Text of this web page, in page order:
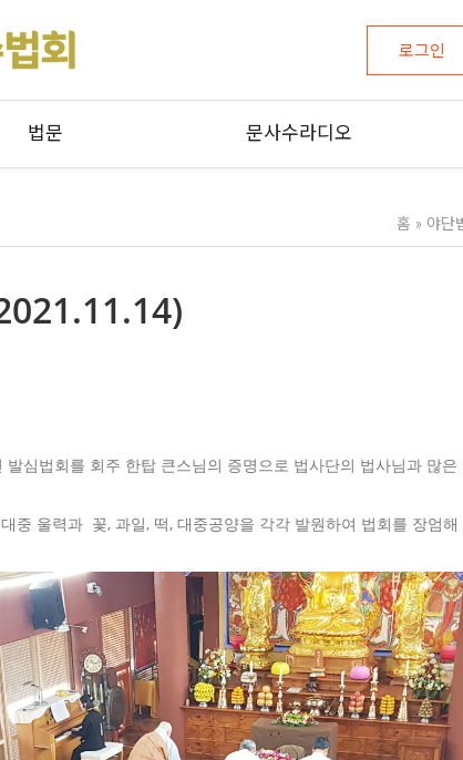
로그인
법문 문사수라디오
홈 » 야단
심법회를 회주 한탑 큰스님의 증명으로 법사단의 법사님과 많은
울력과 꽃, 과일, 떡, 대중공양을 각각 발원하여 법회를 장엄해